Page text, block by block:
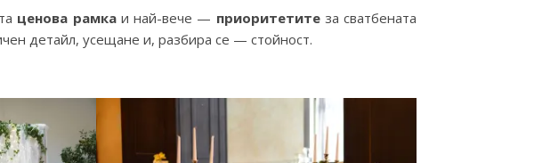
ценова рамкаи най-вече — приоритетитеза сватбената
детайл, усещане и, разбира се — стойност.